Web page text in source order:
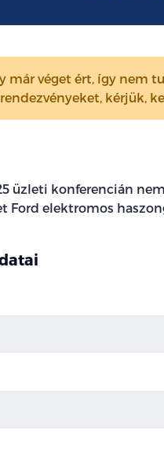
már véget ért, így nem
rendezvényeket, kérjük,
üzleti konferencián
Ford elektromos